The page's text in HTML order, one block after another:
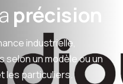
a précision
industrielle,
selon un modèle ou un
les particuliers.